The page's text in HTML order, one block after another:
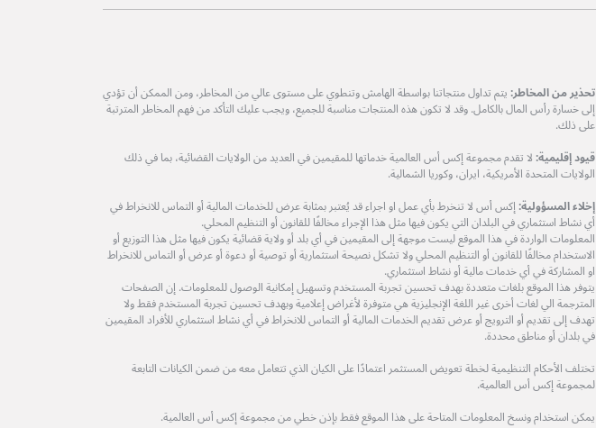
تحذير من المخاطر: يتم تداول منتجاتنا بواسطة الهامش وتنطوي على مستوى عالي من المخاطر، ومن الممكن أن تؤدي
إلى خسارة رأس المال بالكامل. وقد لا تكون هذه المنتجات مناسبة للجميع، ويجب عليك التأكد من فهم المخاطر المترتبة
على ذلك.
قيود إقليمية: لا تقدم مجموعة إكس أس العالمية خدماتها للمقيمين في العديد من الولايات القضائية، بما في ذلك
الولايات المتحدة الأمريكية، ايران، وكوريا الشمالية.
إخلاء المسؤولية:إكس أس لا تنخرط بأي عمل او اجراء قد يُعتبر بمثابة عرض للخدمات المالية أو التماس للانخراط في
أي نشاط استثماري في البلدان التي يكون فيها مثل هذا الإجراء مخالفًا للقانون أو التنظيم المحلي.
المعلومات الواردة في هذا الموقع ليست موجهة إلى المقيمين في أي بلد أو ولاية قضائية يكون فيها مثل هذا التوزيع أو
الاستخدام مخالفًا للقانون أو التنظيم المحلي ولا تشكل نصيحة استثمارية أو توصية أو دعوة أو عرض أو التماس للانخراط
او المشاركة في أي خدمات مالية أو نشاط استثماري.
يتوفر هذا الموقع بلغات متعددة بهدف تحسين تجربة المستخدم وتسهيل إمكانية الوصول للمعلومات. إن الصفحات
المترجمة الي لغات أخرى غير اللغة الإنجليزية هي متوفرة لأغراض إعلامية وبهدف تحسين تجربة المستخدم فقط ولا
تهدف إلى تقديم أو الترويج أو عرض تقديم الخدمات المالية أو التماس للانخراط في أي نشاط استثماري للأفراد المقيمين
في بلدان أو مناطق محددة.
تختلف الأحكام التنظيمية لخطة تعويض المستثمر اعتمادًا على الكيان الذي تتعامل معه من ضمن الكيانات التابعة
لمجموعة إكس أس العالمية.
يمكن استخدام ونسخ المعلومات المتاحة على هذا الموقع فقط بإذن خطي من مجموعة إكس أس العالمية.